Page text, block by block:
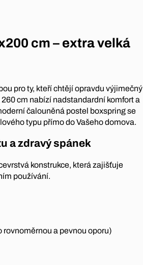
cm – extra velká
pro ty, kteří chtějí opravdu výjimečný
cm nabízí nadstandardní komfort a
čalouněná postel boxspring se
typu přímo do Vašeho domova.
a zdravý spánek
konstrukce, která zajišťuje
používání.
a pevnou oporu)